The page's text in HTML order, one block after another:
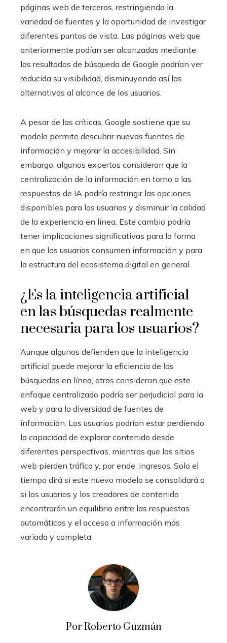
páginas web de terceros, restringiendo la
variedad de fuentes y la oportunidad de investigar
diferentes puntos de vista. Las páginas web que
anteriormente podían ser alcanzadas mediante
los resultados de búsqueda de Google podrían ver
reducida su visibilidad, disminuyendo así las
alternativas al alcance de los usuarios.
A pesar de las críticas, Google sostiene que su
modelo permite descubrir nuevas fuentes de
información y mejorar la accesibilidad. Sin
embargo, algunos expertos consideran que la
centralización de la información en torno a las
respuestas de IA podría restringir las opciones
disponibles para los usuarios y disminuir la calidad
de la experiencia en línea. Este cambio podría
tener implicaciones significativas para la forma
en que los usuarios consumen información y para
la estructura del ecosistema digital en general.
¿Es la inteligencia artificial
en las búsquedas realmente
necesaria para los usuarios?
Aunque algunos defienden que la inteligencia
artificial puede mejorar la eficiencia de las
búsquedas en línea, otros consideran que este
enfoque centralizado podría ser perjudicial para la
web y para la diversidad de fuentes de
información. Los usuarios podrían estar perdiendo
la capacidad de explorar contenido desde
diferentes perspectivas, mientras que los sitios
web pierden tráfico y, por ende, ingresos. Solo el
tiempo dirá si este nuevo modelo se consolidará o
si los usuarios y los creadores de contenido
encontrarán un equilibrio entre las respuestas
automáticas y el acceso a información más
variada y completa.
Por Roberto Guzmán